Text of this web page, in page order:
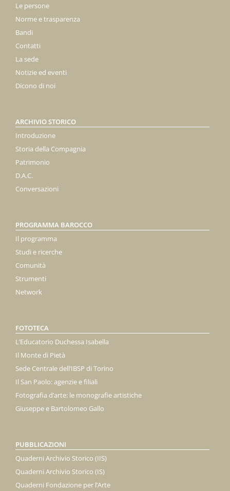
Le persone
Norme e trasparenza
Bandi
Contatti
La sede
Notizie ed eventi
Dicono di noi
ARCHIVIO STORICO
Introduzione
Storia della Compagnia
Patrimonio
D.A.C.
Conversazioni
PROGRAMMA BAROCCO
Il programma
Studi e ricerche
Comunità
Strumenti
Network
FOTOTECA
L’Educatorio Duchessa Isabella
Il Monte di Pietà
Sede Centrale dell’IBSP di Torino
Il San Paolo: agenzie e filiali
Fotografia d’arte: le monografie artistiche
Giuseppe e Bartolomeo Gallo
PUBBLICAZIONI
Quaderni Archivio Storico (IIS)
Quaderni Archivio Storico (IS)
Quaderni Fondazione per l’Arte